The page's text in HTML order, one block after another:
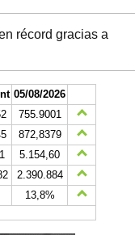
récord gracias a
05/08/2026
755.9001
872,8379
5.154,60
2.390.884
13,8%